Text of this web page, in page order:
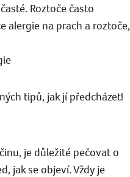
Roztoče často
alergie na prach a roztoče,
tipů, jak jí předcházet!
je důležité pečovat o
jak se objeví. Vždy je